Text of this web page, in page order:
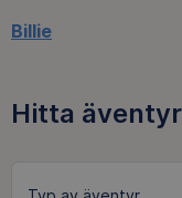
Billie
Hitta äventyr